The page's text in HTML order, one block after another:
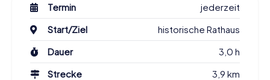
Termin
jederzeit
Start/Ziel
historische Rathaus
Dauer
3,0 h
Strecke
3,9 km